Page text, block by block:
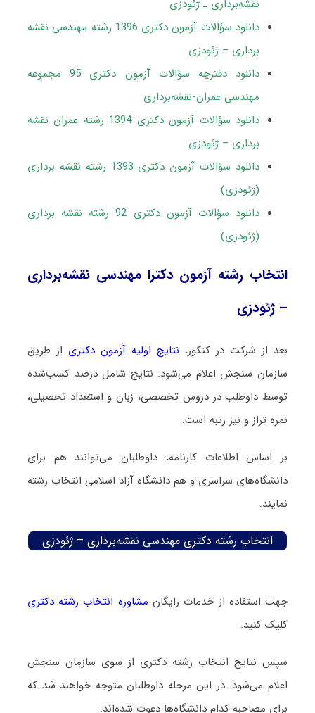
نقشه‌برداری ـ ژئودزی
دانلود سؤالات آزمون دکتری 1396 رشته مهندسی نقشه
برداری – ژئودزی
دانلود دفترچه سؤالات آزمون دکتری 95 مجموعه
مهندسی عمران-نقشه‌برداری
دانلود سؤالات آزمون دکتری 1394 رشته عمران نقشه
برداری – ژئودزی
دانلود سؤالات آزمون دکتری 1393 رشته نقشه برداری
(ژئودزی)
دانلود سؤالات آزمون دکتری 92 رشته نقشه برداری
(ژئودزی)
انتخاب رشته آزمون دکترا مهندسی نقشه‌برداری
– ژئودزی
بعد از شرکت در کنکور، نتایج اولیه آزمون دکتری از طریق
سازمان سنجش اعلام می‌شود. نتایج شامل درصد کسب‌شده
توسط داوطلب در دروس تخصصی، زبان و استعداد تحصیلی،
نمره تراز و نیز رتبه است.
بر اساس اطلاعات کارنامه، داوطلبان می‌توانند هم برای
دانشگاه‌های سراسری و هم دانشگاه آزاد اسلامی انتخاب رشته
نمایند.
انتخاب رشته دکتری مهندسی نقشه‌برداری – ژئودزی
جهت استفاده از خدمات رایگان مشاوره انتخاب رشته دکتری
کلیک کنید.
سپس نتایج انتخاب رشته دکتری از سوی سازمان سنجش
اعلام می‌شود. در این مرحله داوطلبان متوجه خواهند شد که
برای مصاحبه کدام دانشگاه‌ها دعوت شده‌اند.